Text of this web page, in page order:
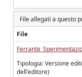
File allegati a questo
File
Tipologia: Versione
dell'editore)